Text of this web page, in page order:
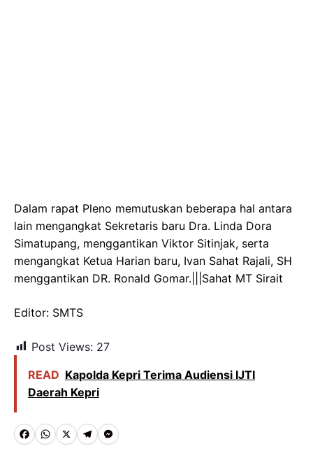
Dalam rapat Pleno memutuskan beberapa hal antara
lain mengangkat Sekretaris baru Dra. Linda Dora
Simatupang, menggantikan Viktor Sitinjak, serta
mengangkat Ketua Harian baru, Ivan Sahat Rajali, SH
menggantikan DR. Ronald Gomar.|||Sahat MT Sirait
Editor: SMTS
Post Views: 27
READ Kapolda Kepri Terima Audiensi IJTI
Daerah Kepri
F WX T M